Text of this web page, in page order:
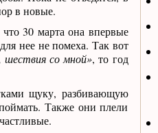
в новые.
что 30 марта она впервые
нее не помеха. Так вот
шествия со мной», то год
щуку, разбивающую
Также они плели